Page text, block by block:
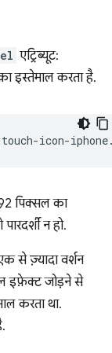
एट्रिब्यूट:
इस्तेमाल करता है.
पिक्सल का
न हो.
से ज़्यादा वर्शन
इफ़ेक्ट जोड़ने से
करता था.